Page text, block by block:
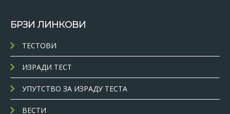
БРЗИ ЛИНКОВИ
ТЕСТОВИ
ИЗРАДИ ТЕСТ
УПУТСТВО ЗА ИЗРАДУ ТЕСТА
ВЕСТИ